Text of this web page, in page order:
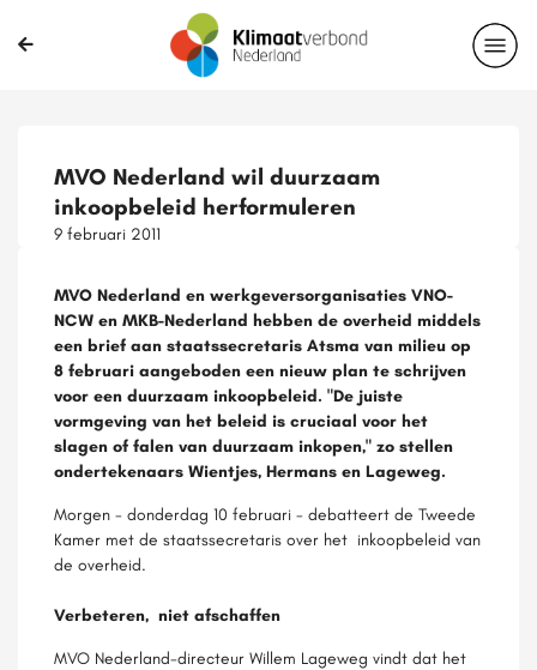
MVO Nederland wil duurzaam
inkoopbeleid herformuleren
9 februari 2011
MVO Nederland en werkgeversorganisaties VNO-
NCW en MKB-Nederland hebben de overheid middels
een brief aan staatssecretaris Atsma van milieu op
8 februari aangeboden een nieuw plan te schrijven
voor een duurzaam inkoopbeleid. "De juiste
vormgeving van het beleid is cruciaal voor het
slagen of falen van duurzaam inkopen," zo stellen
ondertekenaars Wientjes, Hermans en Lageweg.
Morgen - donderdag 10 februari - debatteert de Tweede
Kamer met de staatssecretaris over het inkoopbeleid van
de overheid.
Verbeteren, niet afschaffen
MVO Nederland-directeur Willem Lageweg vindt dat het